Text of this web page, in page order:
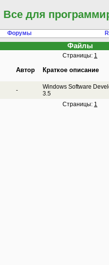
Все для
Форумы
Файлы
Страницы: 1
Автор Краткое описание
-
Windows Software
3.5
Страницы: 1